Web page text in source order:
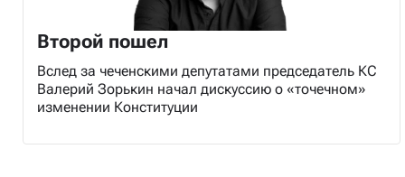
Второй пошел
Вслед за чеченскими депутатами председатель КС
Валерий Зорькин начал дискуссию о «точечном»
изменении Конституции